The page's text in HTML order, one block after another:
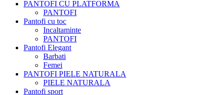
PANTOFI CU PLATFORMA
PANTOFI
Pantofi cu toc
Incaltaminte
PANTOFI
Pantofi Elegant
Barbati
Femei
PANTOFI PIELE NATURALA
PIELE NATURALA
Pantofi sport